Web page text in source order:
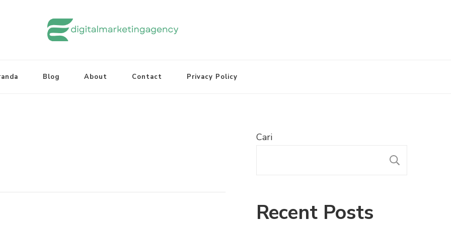
Blog About Contact Privacy Policy
Cari
Recent Posts